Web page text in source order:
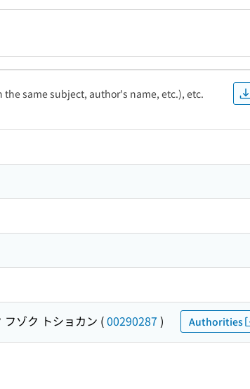
same subject, author's name, etc.), etc.
ゾク トショカン (00290287 ) Authorities